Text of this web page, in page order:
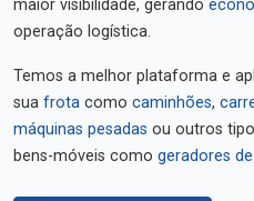
maior visibilidade, gerando
operação logística.
Temos a melhor plataforma e
sua frota como caminhões,
máquinas pesadas ou outros
bens-móveis como geradores